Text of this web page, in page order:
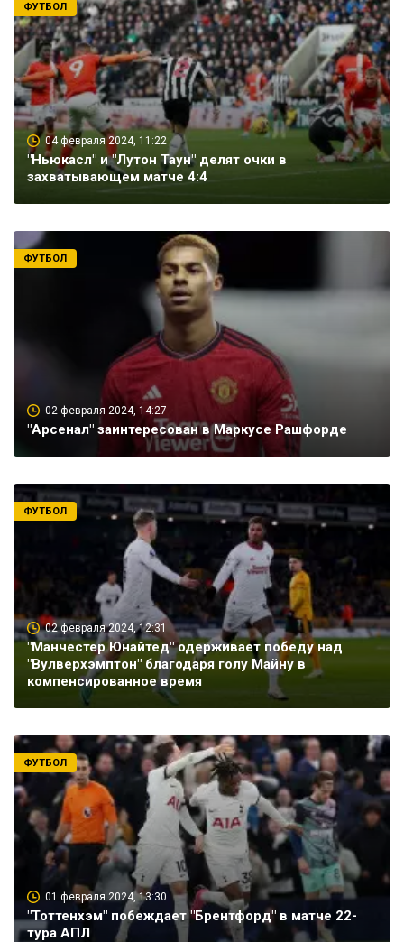
04 февраля 2024, 11:22
"Ньюкасл" и "Лутон Таун" делят очки в
захватывающем матче 4:4
ФУТБОЛ
02 февраля 2024, 14:27
"Арсенал" заинтересован в Маркусе Рашфорде
ФУТБОЛ
02 февраля 2024, 12:31
"Манчестер Юнайтед" одерживает победу над
"Вулверхэмптон" благодаря голу Майну в
компенсированное время
ФУТБОЛ
01 февраля 2024, 13:30
"Тоттенхэм" побеждает "Брентфорд" в матче 22-
тура АПЛ
ФУТБОЛ